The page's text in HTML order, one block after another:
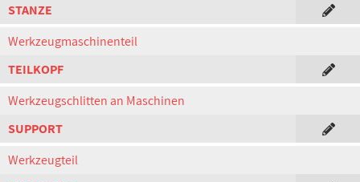
STANZE
Werkzeugmaschinenteil
TEILKOPF
Werkzeugschlitten an Maschinen
SUPPORT
Werkzeugteil